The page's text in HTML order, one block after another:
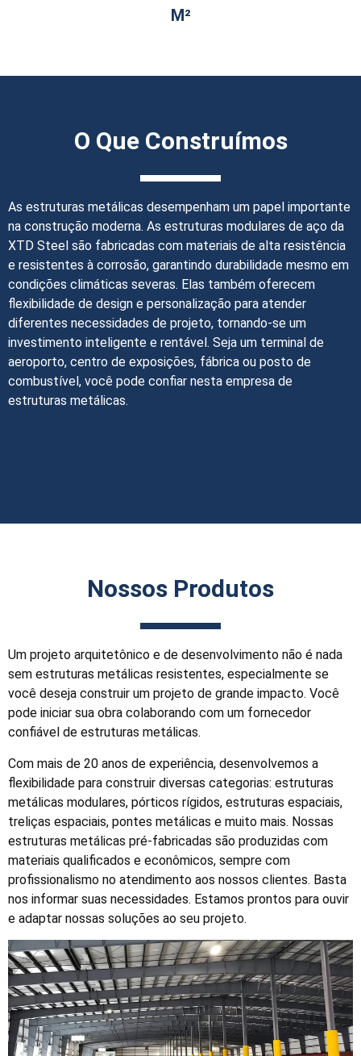
M²
O Que Construímos
As estruturas metálicas desempenham um papel importante
na construção moderna. As estruturas modulares de aço da
XTD Steel são fabricadas com materiais de alta resistência
e resistentes à corrosão, garantindo durabilidade mesmo em
condições climáticas severas. Elas também oferecem
flexibilidade de design e personalização para atender
diferentes necessidades de projeto, tornando-se um
investimento inteligente e rentável. Seja um terminal de
aeroporto, centro de exposições, fábrica ou posto de
combustível, você pode confiar nesta empresa de
estruturas metálicas.
Nossos Produtos
Um projeto arquitetônico e de desenvolvimento não é nada
sem estruturas metálicas resistentes, especialmente se
você deseja construir um projeto de grande impacto. Você
pode iniciar sua obra colaborando com um fornecedor
confiável de estruturas metálicas.
Com mais de 20 anos de experiência, desenvolvemos a
flexibilidade para construir diversas categorias: estruturas
metálicas modulares, pórticos rígidos, estruturas espaciais,
treliças espaciais, pontes metálicas e muito mais. Nossas
estruturas metálicas pré-fabricadas são produzidas com
materiais qualificados e econômicos, sempre com
profissionalismo no atendimento aos nossos clientes. Basta
nos informar suas necessidades. Estamos prontos para ouvir
e adaptar nossas soluções ao seu projeto.